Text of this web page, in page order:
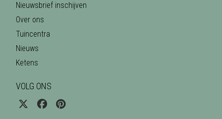
Nieuwsbrief inschijven
Over ons
Tuincentra
Nieuws
Ketens
VOLG ONS